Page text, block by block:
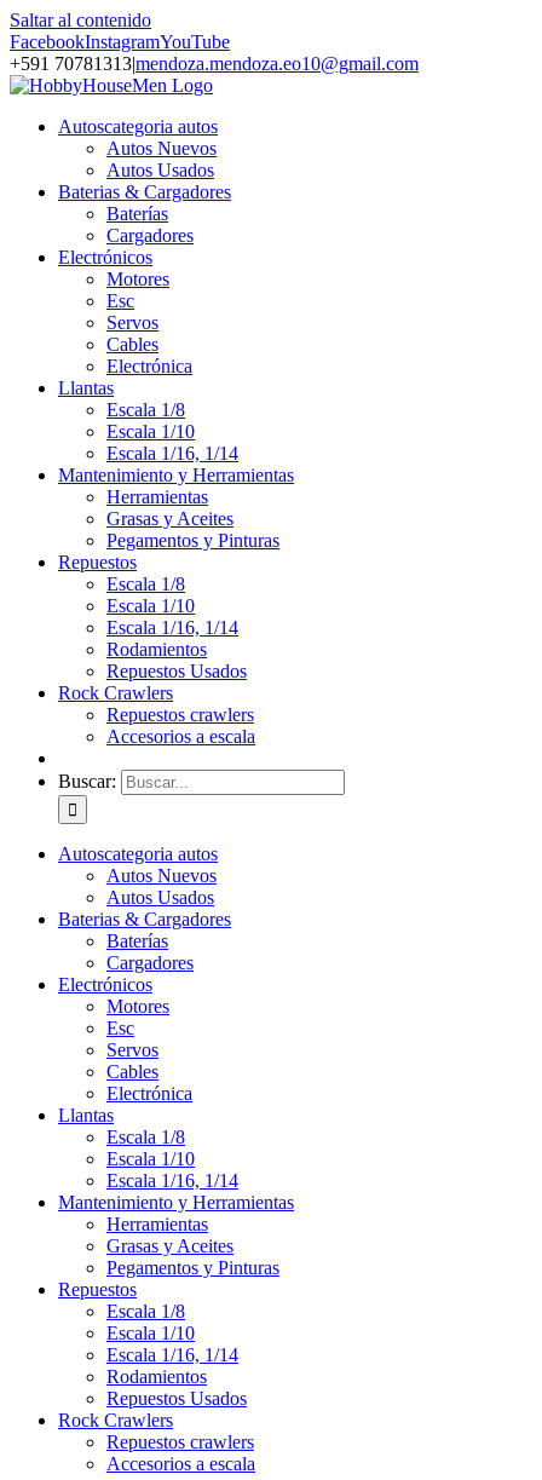
Saltar al contenido
FacebookInstagramYouTube
+591 70781313|mendoza.mendoza.eo10@gmail.com
Autoscategoria autos
Autos Nuevos
Autos Usados
Baterias & Cargadores
Baterías
Cargadores
Electrónicos
Motores
Esc
Servos
Cables
Electrónica
Llantas
Escala 1/8
Escala 1/10
Escala 1/16, 1/14
Mantenimiento y Herramientas
Herramientas
Grasas y Aceites
Pegamentos y Pinturas
Repuestos
Escala 1/8
Escala 1/10
Escala 1/16, 1/14
Rodamientos
Repuestos Usados
Rock Crawlers
Repuestos crawlers
Accesorios a escala
Buscar:
Autoscategoria autos
Autos Nuevos
Autos Usados
Baterias & Cargadores
Baterías
Cargadores
Electrónicos
Motores
Esc
Servos
Cables
Electrónica
Llantas
Escala 1/8
Escala 1/10
Escala 1/16, 1/14
Mantenimiento y Herramientas
Herramientas
Grasas y Aceites
Pegamentos y Pinturas
Repuestos
Escala 1/8
Escala 1/10
Escala 1/16, 1/14
Rodamientos
Repuestos Usados
Rock Crawlers
Repuestos crawlers
Accesorios a escala